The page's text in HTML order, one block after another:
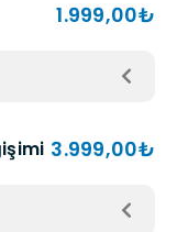
1.999,00₺
3.999,00₺